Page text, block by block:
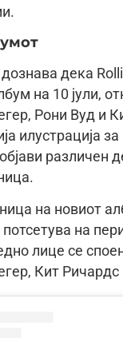
дека
на 10 јули,
Рони Вуд и
илустрација
различен
на новиот
на
лице се
Кит Ричардс